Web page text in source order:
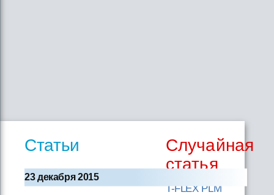
Статьи
23 декабря 2015
Случайная
статья
T-FLEX PLM